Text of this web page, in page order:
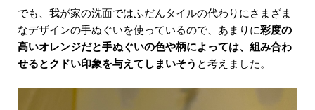
でも、我が家の洗面ではふだんタイルの代わりにさまざま
なデザインの手ぬぐいを使っているので、あまりに彩度の
高いオレンジだと手ぬぐいの色や柄によっては、組み合わ
せるとクドい印象を与えてしまいそう と考えました。